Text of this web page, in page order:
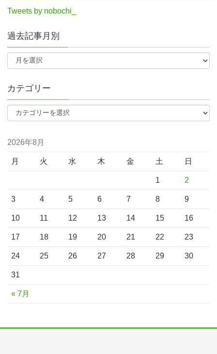
Tweets by nobochi_
過去記事月別
カテゴリー
2026年8月
月 火 水 木 金 土 日
« 7月
1 2
3 4 5 6 7 8 9
10 11 12 13 14 15 16
17 18 19 20 21 22 23
24 25 26 27 28 29 30
31